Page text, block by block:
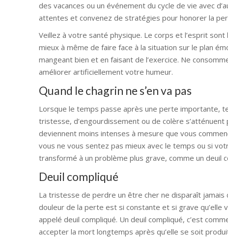
des vacances ou un événement du cycle de vie avec
attentes et convenez de stratégies pour honorer la
Veillez à votre santé physique. Le corps et l’esprit
mieux à même de faire face à la situation sur le plan
mangeant bien et en faisant de l’exercice. Ne
améliorer artificiellement votre humeur.
Quand le chagrin ne s’en va pas
Lorsque le temps passe après une perte importante,
tristesse, d’engourdissement ou de colère
deviennent moins intenses à mesure que vous
vous ne vous sentez pas mieux avec le temps ou si
transformé à un problème plus grave, comme un deuil
Deuil compliqué
La tristesse de perdre un être cher ne disparaît
douleur de la perte est si constante et si grave
appelé deuil compliqué. Un deuil compliqué, c’est
accepter la mort longtemps après qu’elle se soit